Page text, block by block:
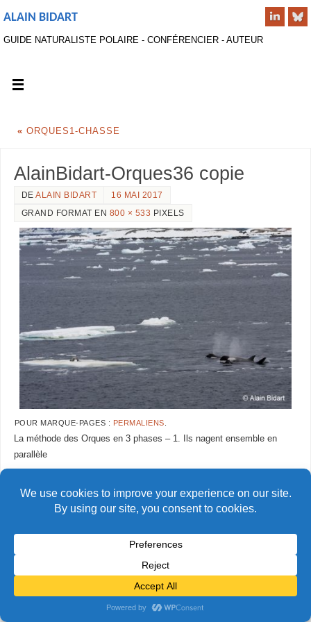
ALAIN BIDART
GUIDE NATURALISTE POLAIRE - CONFÉRENCIER - AUTEUR
« ORQUES1-CHASSE
AlainBidart-Orques36 copie
DEALAIN BIDART
16 MAI 2017
GRAND FORMAT EN 800 × 533 PIXELS
POUR MARQUE-PAGES : PERMALIENS
La méthode des Orques en 3 phases – 1. Ils nagent ensemble en
parallèle
AlainBidart-Orques22 AlainBidart-Orques37 copie
FIÈREMENT PROPULSÉ PARPARABOLA